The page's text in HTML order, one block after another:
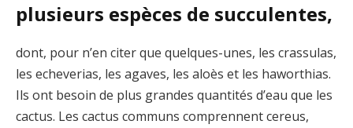
plusieurs espèces de succulentes,
dont, pour n’en citer que quelques-unes, les crassulas,
les echeverias, les agaves, les aloès et les haworthias.
Ils ont besoin de plus grandes quantités d’eau que les
cactus. Les cactus communs comprennent cereus,